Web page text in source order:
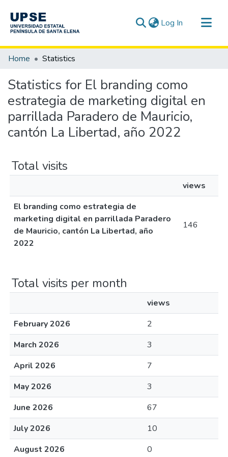
Log In (current)
Communities & Collections
Home Statistics
Statistics for El branding como
estrategia de marketing digital en
parrillada Paradero de Mauricio,
cantón La Libertad, año 2022
Total visits
views
El branding como estrategia de
marketing digital en parrillada Paradero
de Mauricio, cantón La Libertad, año
2022
146
Total visits per month
views
February 2026
2
March 2026
3
April 2026
7
May 2026
3
June 2026
67
July 2026
10
August 2026
0